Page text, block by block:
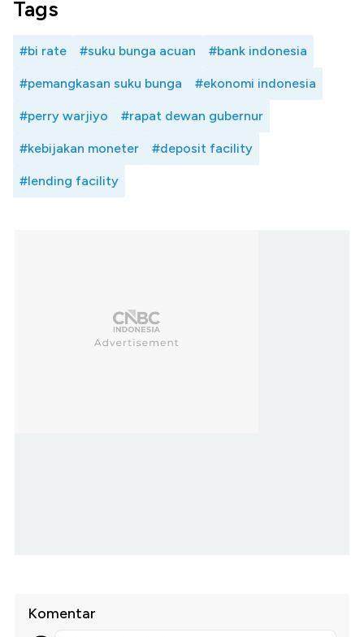
Tags
#bi rate #suku bunga acuan #bank indonesia
#pemangkasan suku bunga #ekonomi indonesia
#perry warjiyo #rapat dewan gubernur
#kebijakan moneter #deposit facility
#lending facility
Komentar